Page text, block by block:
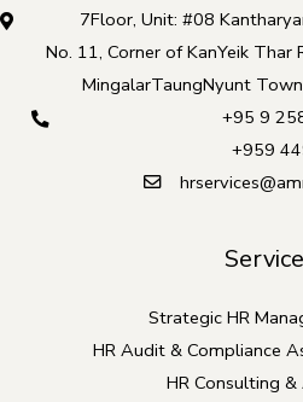
7Floor, Unit: #08
No. 11, Corner of KanYeik
MingalarTaungNyunt
+95 9
+959
Strategic HR
HR Audit & Compliance
HR Consulting